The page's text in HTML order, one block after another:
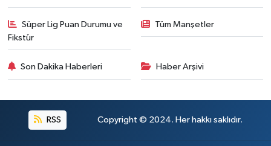
Süper Lig Puan Durumu ve
Fikstür
Tüm Manşetler
Son Dakika Haberleri Haber Arşivi
RSS Copyright © 2024. Her hakkı saklıdır.